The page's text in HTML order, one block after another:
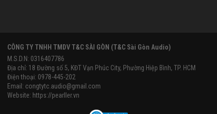
CÔNG TY TNHH TMDV T&C SÀI GÒN (T&C Sài Gòn Audio)
M.S.D.N: 0316407786
Địa chỉ: 18 Đường số 5, KĐT Vạn Phúc City, Phường Hiệp Bình, TP. HCM
Điện thoại: 0978-445-202
Email: congtytc.audio@gmail.com
Website: https://pearller.vn